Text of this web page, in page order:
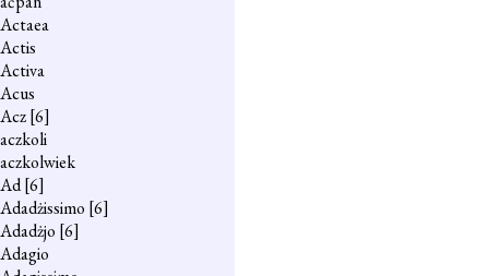
Actaea
Actis
Activa
Acus
Acz[6]
aczkoli
aczkolwiek
Ad[6]
Adadżissimo [6]
Adadżjo [6]
Adagio